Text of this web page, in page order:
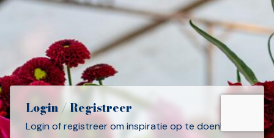
Login / Registreer
Login of registreer om inspiratie op te doen!